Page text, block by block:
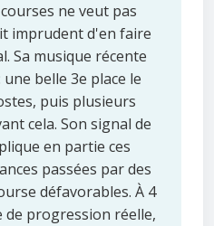
ne veut pas
imprudent d'en faire
Sa musique récente
belle 3e place le
puis plusieurs
cela. Son signal de
en partie ces
passées par des
défavorables. À 4
de progression réelle,